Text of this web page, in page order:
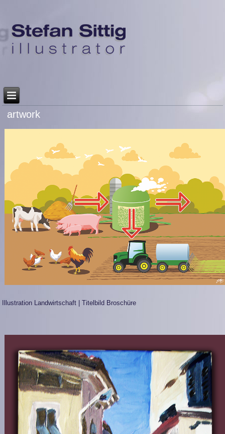
artwork
Illustration Landwirtschaft | Titelbild Broschüre